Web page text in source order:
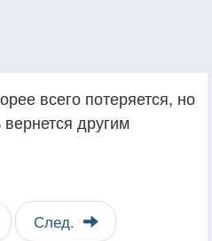
всего потеряется, но
другим
След.